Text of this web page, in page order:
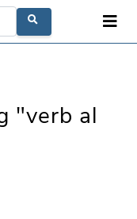
"verb al